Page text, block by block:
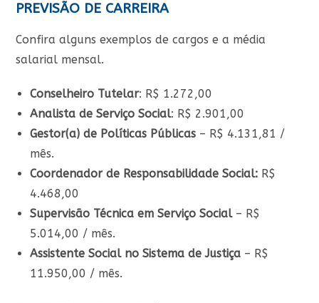
PREVISÃO DE CARREIRA
Confira alguns exemplos de cargos e a média
salarial mensal.
Conselheiro Tutelar: R$ 1.272,00
Analista de Serviço Social: R$ 2.901,00
Gestor(a) de Políticas Públicas – R$ 4.131,81 /
mês.
Coordenador de Responsabilidade Social: R$
4.468,00
Supervisão Técnica em Serviço Social– R$
5.014,00 / mês.
Assistente Social no Sistema de Justiça – R$
11.950,00 / mês.